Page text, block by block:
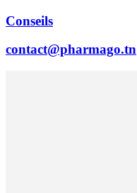
Conseils
contact@pharmago.tn